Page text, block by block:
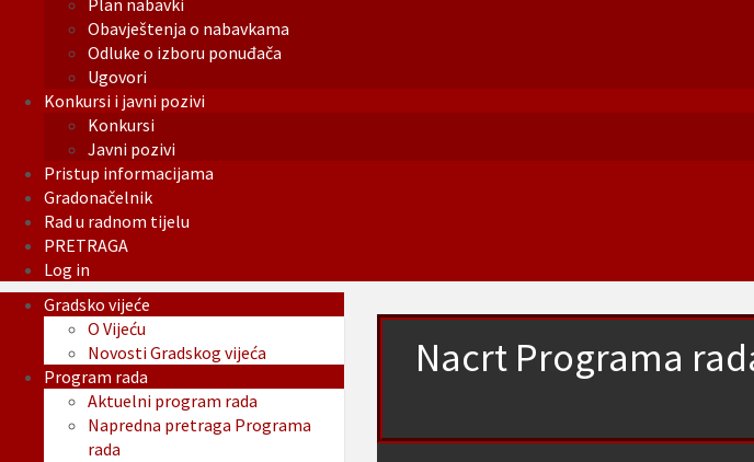
Plan nabavki
Obavještenja o nabavkama
Odluke o izboru ponuđača
Ugovori
Konkursi i javni pozivi
Konkursi
Javni pozivi
Pristup informacijama
Gradonačelnik
Rad u radnom tijelu
PRETRAGA
Log in
Nacrt Programa
Gradsko vijeće
O Vijeću
Novosti Gradskog vijeća
Program rada
Aktuelni program rada
Napredna pretraga Programa
rada